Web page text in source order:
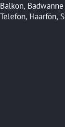
Balkon,
Telefon, Haarfön,